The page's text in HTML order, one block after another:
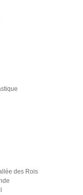
des Rois